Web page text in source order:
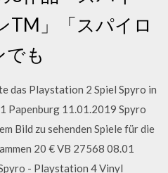
TM」「スパイロ
でも
Playstation 2 Spiel Spyro in
Papenburg 11.01.2019 Spyro
Bild zu sehenden Spiele für die
20 € VB 27568 08.01
- Playstation 4 Vinyl